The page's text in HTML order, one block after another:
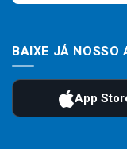
BAIXE JÁ NOSSO